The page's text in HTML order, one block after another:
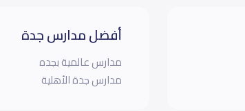
أفضل مدارس جدة
مدارس عالمية بجده
مدارس جدة الأهلية